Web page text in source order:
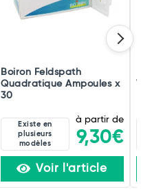
Boiron Feldspath
Quadratique Ampoules x
30
Existe en
plusieurs
modèles
à partir de
9,30€
Voir l'article